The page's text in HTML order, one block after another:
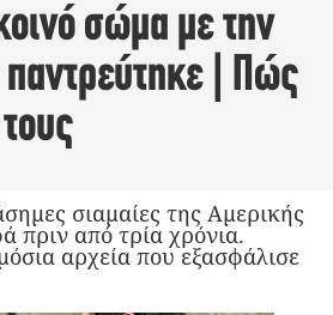
σώμα με την
| Πώς
σιαμαίες της Αμερικής
πριν από τρία χρόνια.
αρχεία που εξασφάλισε